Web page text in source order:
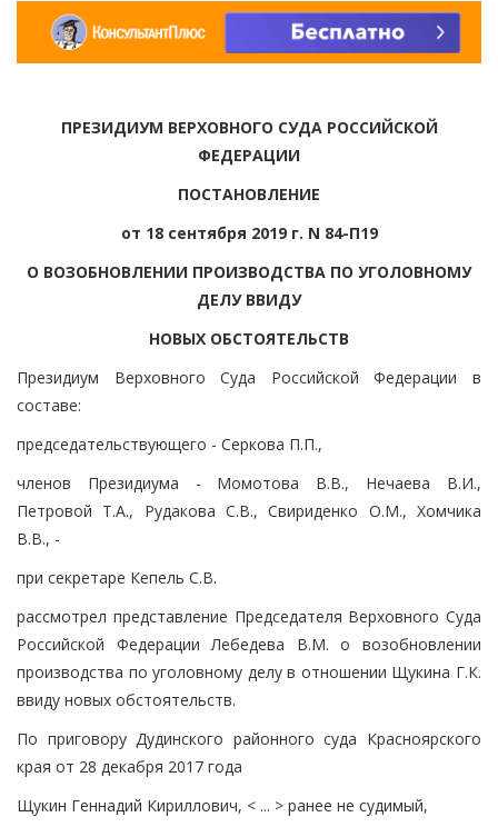
ПРЕЗИДИУМ ВЕРХОВНОГО СУДА РОССИЙСКОЙ
ФЕДЕРАЦИИ
ПОСТАНОВЛЕНИЕ
от 18 сентября 2019 г. N 84-П19
О ВОЗОБНОВЛЕНИИ ПРОИЗВОДСТВА ПО УГОЛОВНОМУ
ДЕЛУ ВВИДУ
НОВЫХ ОБСТОЯТЕЛЬСТВ
Президиум Верховного Суда Российской Федерации в
составе:
председательствующего - Серкова П.П.,
членов Президиума - Момотова В.В., Нечаева В.И.,
Петровой Т.А., Рудакова С.В., Свириденко О.М., Хомчика
В.В., -
при секретаре Кепель С.В.
рассмотрел представление Председателя Верховного Суда
Российской Федерации Лебедева В.М. о возобновлении
производства по уголовному делу в отношении Щукина Г.К.
ввиду новых обстоятельств.
По приговору Дудинского районного суда Красноярского
края от 28 декабря 2017 года
Щукин Геннадий Кириллович, < ... > ранее не судимый,